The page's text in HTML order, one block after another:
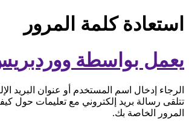
استعادة كلمة المرور
يعمل بواسطة
الرجاء إدخال اسم المستخدم أو عنوان البريد
تتلقى رسالة بريد إلكتروني مع تعليمات حول
المرور الخاصة بك.